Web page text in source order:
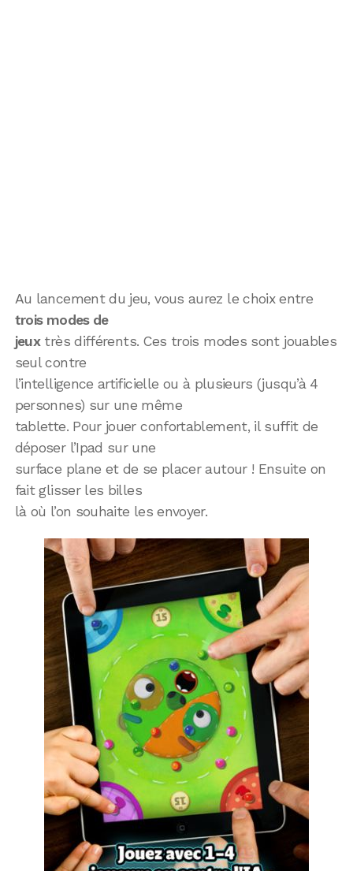
Au lancement du jeu, vous aurez le choix entre
trois modes de
jeuxtrès différents. Ces trois modes sont jouables
seul contre
l’intelligence artificielle ou à plusieurs (jusqu’à 4
personnes) sur une même
tablette. Pour jouer confortablement, il suffit de
déposer l’Ipad sur une
surface plane et de se placer autour ! Ensuite on
fait glisser les billes
là où l’on souhaite les envoyer.